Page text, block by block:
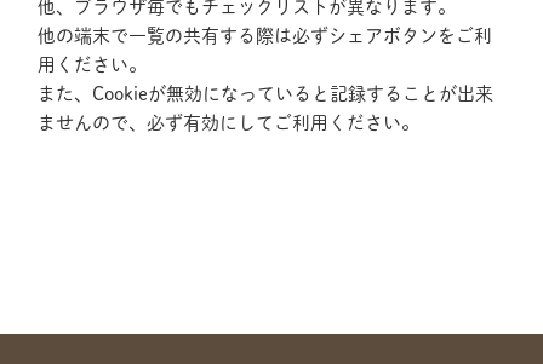
他、ブラウザ毎でもチェックリストが異なります。
他の端末で一覧の共有する際は必ずシェアボタンをご利
用ください。
また、Cookieが無効になっていると記録することが出来
ませんので、必ず有効にしてご利用ください。